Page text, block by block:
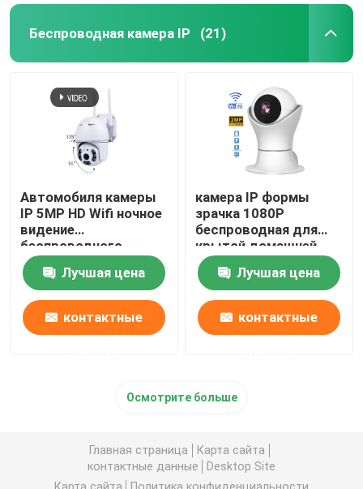
Беспроводная камера IP (21)
Автомобиля камеры
IP 5MP HD Wifi ночное
видение
беспроводного
отслеживая для
домашней
безопасности
Лучшая цена
контактные
камера IP формы
зрачка 1080P
беспроводная для
крытой домашней
безопасности
Лучшая цена
контактные
Осмотрите больше
Главная страница
Карта сайта
контактные данные
Desktop Site
Карта сайта
Политика конфиденциальности